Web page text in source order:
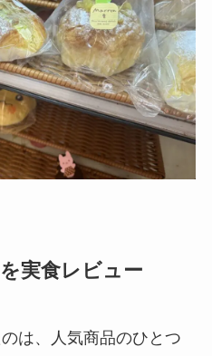
実食レビュー
は、人気商品のひとつ